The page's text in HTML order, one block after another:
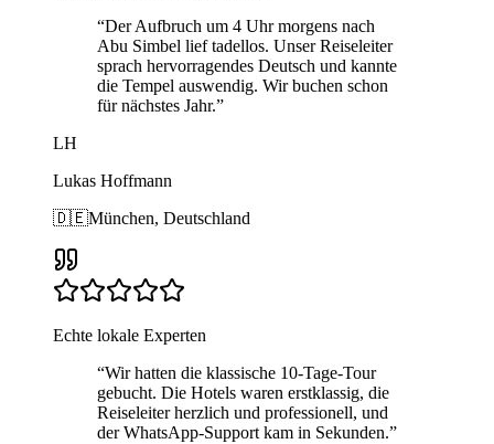
“Der Aufbruch um 4 Uhr morgens nach
Abu Simbel lief tadellos. Unser Reiseleiter
sprach hervorragendes Deutsch und kannte
die Tempel auswendig. Wir buchen schon
für nächstes Jahr.”
LH
Lukas Hoffmann
🇩🇪München, Deutschland
Echte lokale Experten
“Wir hatten die klassische 10-Tage-Tour
gebucht. Die Hotels waren erstklassig, die
Reiseleiter herzlich und professionell, und
der WhatsApp-Support kam in Sekunden.”